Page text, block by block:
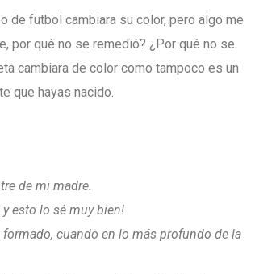
de futbol cambiara su color, pero algo me
por qué no se remedió? ¿Por qué no se
cambiara de color como tampoco es un
que hayas nacido.
de mi madre.
y esto lo sé muy bien!
cuando en lo más profundo de la